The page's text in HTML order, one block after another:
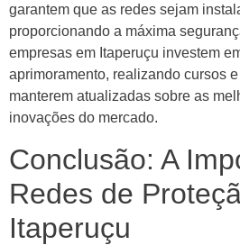
garantem que as redes sejam
proporcionando a máxima
empresas em Itaperuçu investem
aprimoramento, realizando cursos
manterem atualizadas sobre as
inovações do mercado.
Conclusão: A
Redes de
Itaperuçu